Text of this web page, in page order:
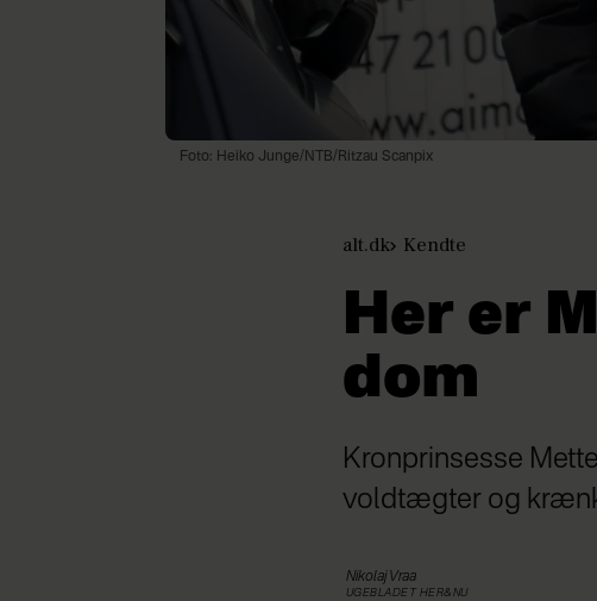
Foto: Heiko Junge/NTB/Ritzau Scanpix
alt.dk Kendte
Her er
dom
Kronprinsesse
voldtægter og
Nikolaj Vraa
UGEBLADET HER&NU